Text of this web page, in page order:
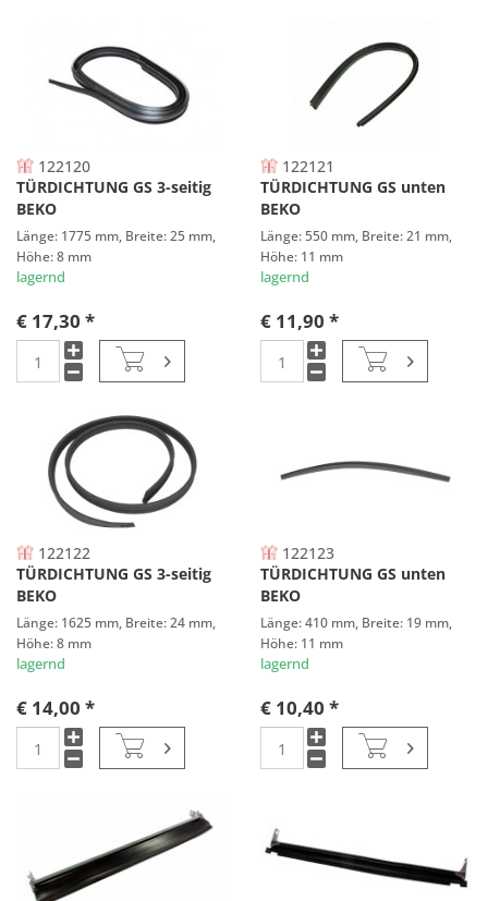
122120
TÜRDICHTUNG GS 3-seitig
BEKO
Länge: 1775 mm, Breite: 25 mm,
Höhe: 8 mm
lagernd
€ 17,30 *
122121
TÜRDICHTUNG GS unten
BEKO
Länge: 550 mm, Breite: 21 mm,
Höhe: 11 mm
lagernd
€ 11,90 *
122122
TÜRDICHTUNG GS 3-seitig
BEKO
Länge: 1625 mm, Breite: 24 mm,
Höhe: 8 mm
lagernd
€ 14,00 *
122123
TÜRDICHTUNG GS unten
BEKO
Länge: 410 mm, Breite: 19 mm,
Höhe: 11 mm
lagernd
€ 10,40 *